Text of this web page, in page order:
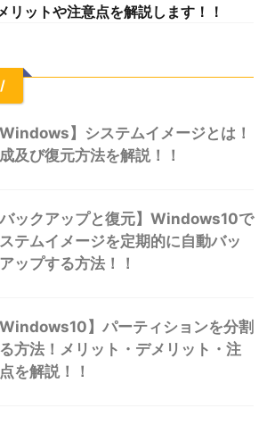
リットや注意点を解説します！！
Windows】システムイメージとは！
及び復元方法を解説！！
バックアップと復元】Windows10で
テムイメージを定期的に自動バッ
ップする方法！！
Windows10】パーティションを分割
方法！メリット・デメリット・注
を解説！！